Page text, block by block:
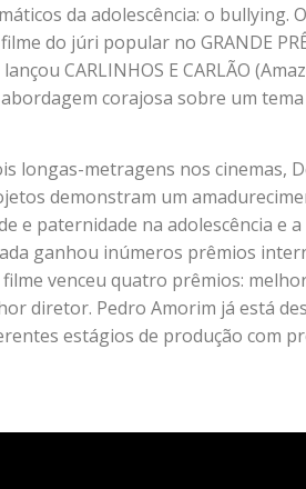
da adolescência: o
do júri popular no GRANDE
CARLINHOS E CARLÃO
corajosa sobre um
longas-metragens nos cinemas,
demonstram um
e paternidade na adolescência e
ganhou inúmeros prêmios
venceu quatro prêmios:
diretor. Pedro Amorim já está
estágios de produção com